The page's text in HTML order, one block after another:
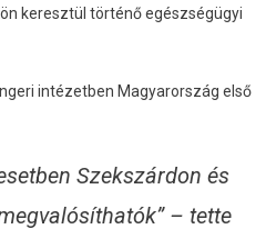
keresztül történő egészségügyi
intézetben Magyarország első
Szekszárdon és
– tette